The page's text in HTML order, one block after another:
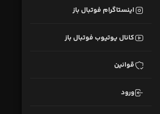
اینستاگرام فوتبال باز
کانال یوتیوب فوتبال باز
قوانین
ورود